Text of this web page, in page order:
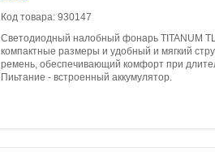
Код товара: 930147
Светодиодный налобный фонарь TITANUM
компактные размеры и удобный и мягкий
ремень, обеспечивающий комфорт при
Пиьтание - встроенный аккумулятор.